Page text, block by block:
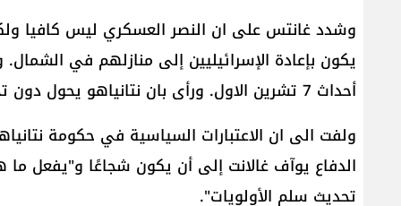
وشدد غانتس على ان النصر العسكري ليس كافيا ولكن
يكون بإعادة الإسرائيليين إلى منازلهم في
أحداث 7 تشرين الاول. ورأى بان نتانياهو يحول دون تحقيق نصر حقيقي.
ولفت الى ان الاعتبارات السياسية في حكومة
الدفاع يوآف غالانت إلى أن يكون شجاعًا و"يفعل
تحديث سلم الأولويات".